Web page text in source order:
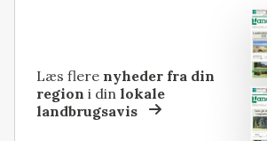
Læs flere nyheder fra din
region i dinlokale
landbrugsavis